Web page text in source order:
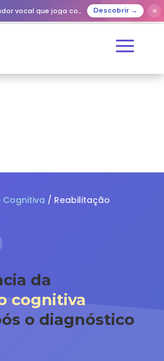
que joga com os seus entes queridos Descobrir → ✕
Cognitiva / Reabilitação
da
cognitiva
o diagnóstico